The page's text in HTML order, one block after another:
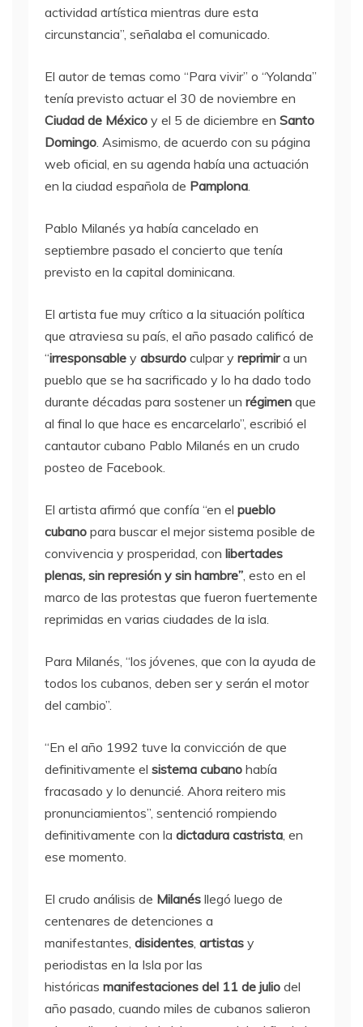
actividad artística mientras dure esta
circunstancia”, señalaba el comunicado.
El autor de temas como “Para vivir” o “Yolanda”
tenía previsto actuar el 30 de noviembre en
Ciudad de México y el 5 de diciembre en Santo
Domingo. Asimismo, de acuerdo con su página
web oficial, en su agenda había una actuación
en la ciudad española de Pamplona.
Pablo Milanés ya había cancelado en
septiembre pasado el concierto que tenía
previsto en la capital dominicana.
El artista fue muy crítico a la situación política
que atraviesa su país, el año pasado calificó de
“irresponsable y absurdo culpar y reprimira un
pueblo que se ha sacrificado y lo ha dado todo
durante décadas para sostener un régimen que
al final lo que hace es encarcelarlo”, escribió el
cantautor cubano Pablo Milanés en un crudo
posteo de Facebook.
El artista afirmó que confía “en el pueblo
cubano para buscar el mejor sistema posible de
convivencia y prosperidad, con libertades
plenas, sin represión y sin hambre”, esto en el
marco de las protestas que fueron fuertemente
reprimidas en varias ciudades de la isla.
Para Milanés, “los jóvenes, que con la ayuda de
todos los cubanos, deben ser y serán el motor
del cambio”.
“En el año 1992 tuve la convicción de que
definitivamente el sistema cubano había
fracasado y lo denuncié. Ahora reitero mis
pronunciamientos”, sentenció rompiendo
definitivamente con la dictadura castrista, en
ese momento.
El crudo análisis de Milanés llegó luego de
centenares de detenciones a
manifestantes, disidentes, artistas y
periodistas en la Isla por las
históricas manifestaciones del 11 de julio del
año pasado, cuando miles de cubanos salieron